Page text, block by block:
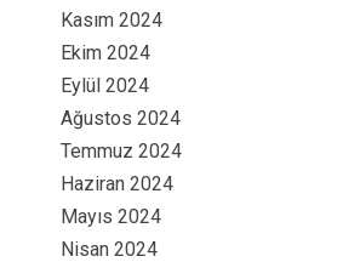
Kasım 2024
Ekim 2024
Eylül 2024
Ağustos 2024
Temmuz 2024
Haziran 2024
Mayıs 2024
Nisan 2024